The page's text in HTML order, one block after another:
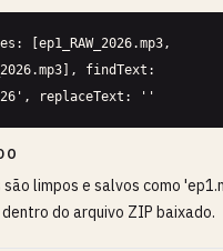
[ep1_RAW_2026.mp3,
findText:
replaceText: ''
são limpos e salvos como
do arquivo ZIP baixado.